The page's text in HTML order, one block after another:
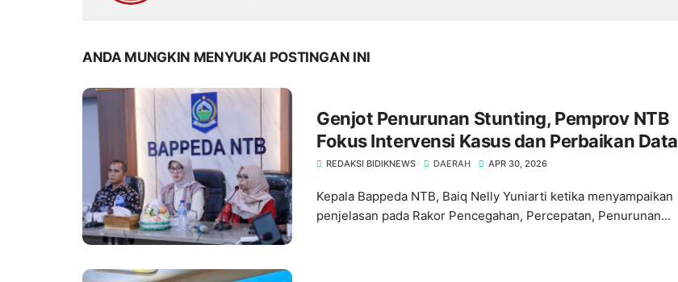
ANDA MUNGKIN MENYUKAI POSTINGAN INI
Genjot Penurunan Stunting, Pemprov NTB
Fokus Intervensi Kasus dan Perbaikan Data
di Seluruh Wilayah
REDAKSI BIDIKNEWS DAERAH APR 30, 2026
Kepala Bappeda NTB, Baiq Nelly Yuniarti ketika menyampaikan
penjelasan pada Rakor Pencegahan, Percepatan, Penurunan...